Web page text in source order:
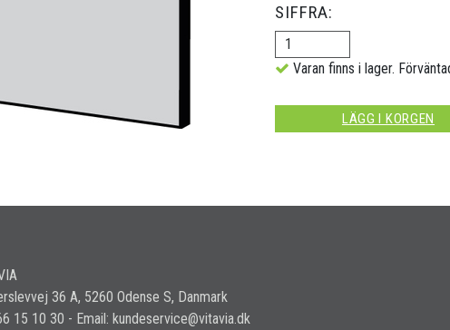
SIFFRA:
Varan finns i lager.
LÄGG I KORGEN
36 A, 5260 Odense S, Danmark
15 10 30 - Email: kundeservice@vitavia.dk